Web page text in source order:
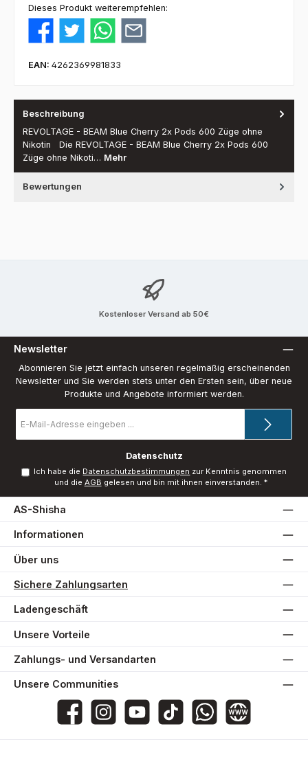
Dieses Produkt weiterempfehlen:
EAN: 4262369981833
Beschreibung
REVOLTAGE - BEAM Blue Cherry 2x Pods 600 Züge ohne
Nikotin Die REVOLTAGE - BEAM Blue Cherry 2x Pods 600
Züge ohne Nikoti… Mehr
Bewertungen
Kostenloser Versand ab 50€
Newsletter
Abonnieren Sie jetzt einfach unseren regelmäßig erscheinenden
Newsletter und Sie werden stets unter den Ersten sein, über neue
Produkte und Angebote informiert werden.
Mail-
Datenschutz
Ich habe die Datenschutzbestimmungen zur Kenntnis genommen
und die AGB gelesen und bin mit ihnen einverstanden. *
AS-Shisha
Informationen
Über uns
Sichere Zahlungsarten
Ladengeschäft
Unsere Vorteile
Zahlungs- und Versandarten
Unsere Communities
AS-Shishaas_shisha_2020@asshisha7765as_shisha_2020
AS ShishaWebsite